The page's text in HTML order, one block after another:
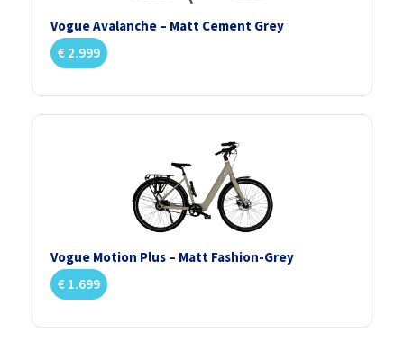
Vogue Avalanche – Matt Cement Grey
€ 2.999
Vogue Motion Plus – Matt Fashion-Grey
€ 1.699